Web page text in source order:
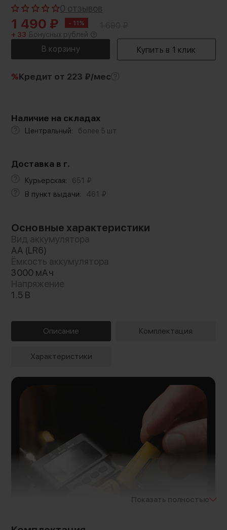
0 отзывов
1 490 ₽ - 11%
+ 33 Бонусных рублей
%Кредит от 223 ₽/мес
Наличие на складах
Центральный: более 5 шт.
Доставка в г.
Курьерская: 651 ₽
В пункт выдачи:
461 ₽
Основные характеристики
Вид аккумулятора
AA (LR6)
Ёмкость аккумулятора
3000 мАч
Напряжение
1.5 В
Описание Комплектация
Характеристики
Показать полностью